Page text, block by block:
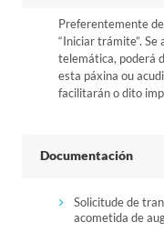
Preferentemente
“Iniciar trámite”.
telemática, poderá
esta páxina ou
facilitarán o dito
Documentación
Solicitude de
acometida de